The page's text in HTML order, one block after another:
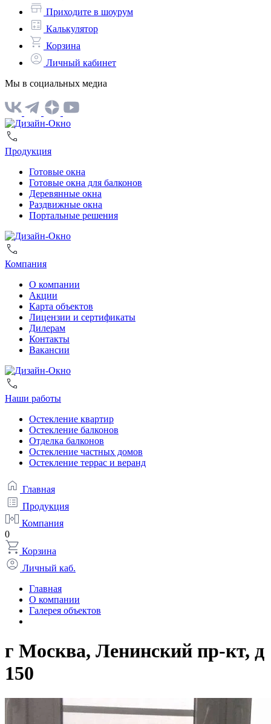
Приходите в шоурум
Калькулятор
Корзина
Личный кабинет
Мы в социальных медиа
Продукция
Готовые окна
Готовые окна для балконов
Деревянные окна
Раздвижные окна
Портальные решения
Компания
О компании
Акции
Карта объектов
Лицензии и сертификаты
Дилерам
Контакты
Вакансии
Наши работы
Остекление квартир
Остекление балконов
Отделка балконов
Остекление частных домов
Остекление террас и веранд
Главная
Продукция
Компания
0
Корзина
Личный каб.
Главная
О компании
Галерея объектов
г Москва, Ленинский пр-кт, д
150